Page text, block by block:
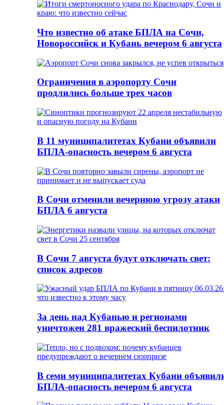
Что известно об атаке БПЛА на Сочи,
Новороссийск и Кубань вечером 6 августа
Ограничения в аэропорту Сочи
продлились больше трех часов
В 11 муниципалитетах Кубани объявили
БПЛА-опасность вечером 6 августа
В Сочи отменили вечернюю угрозу атаки
БПЛА 6 августа
В Сочи 7 августа будут отключать свет:
список адресов
За день над Кубанью и регионами
уничтожен 281 вражеский беспилотник
В семи муниципалитетах Кубани
БПЛА-опасность вечером 6 августа